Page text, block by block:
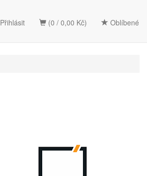
(0 / 0,00 Kč) Oblíbené
Přihlásit